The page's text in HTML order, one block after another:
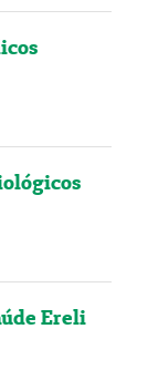
Ereli